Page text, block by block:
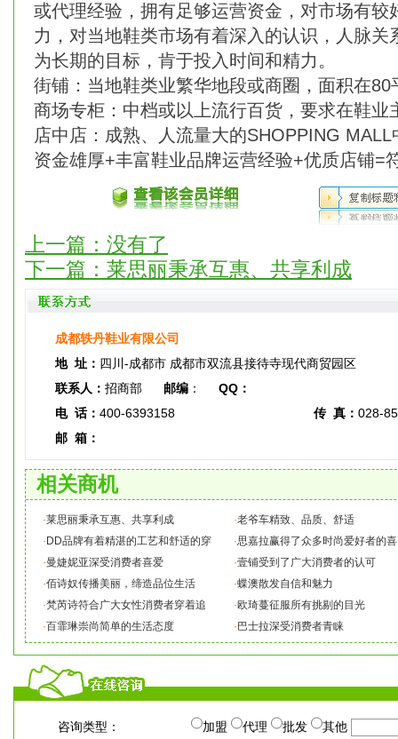
或代理经验，拥有足够运营资金，对市场有较
力，对当地鞋类市场有着深入的认识，人脉关
为长期的目标，肯于投入时间和精力。
街铺：当地鞋类业繁华地段或商圈，面积在80
商场专柜：中档或以上流行百货，要求在鞋业
店中店：成熟、人流量大的SHOPPING MALL
资金雄厚+丰富鞋业品牌运营经验+优质店铺=
上一篇：没有了
下一篇： 莱思丽秉承互惠、共享利成
成都轶丹鞋业有限公司
地 址： 四川-成都市 成都市双流县接待寺现代商贸园区
联系人： 招商部 邮编 ： QQ：
电 话： 400-6393158 传 真： 028-
邮 箱：
相关商机
·莱思丽秉承互惠、共享利成 ·老爷车精致、品质、舒适
· DD品牌有着精湛的工艺和舒适的穿 ·思嘉拉赢得了众多时尚爱好者的喜
·曼婕妮亚深受消费者喜爱 ·壹铺受到了广大消费者的认可
·佰诗奴传播美丽，缔造品位生活 ·蝶澳散发自信和魅力
·梵芮诗符合广大女性消费者穿着追 ·欧琦蔓征服所有挑剔的目光
·百霏琳崇尚简单的生活态度 · 巴士拉深受消费者青睐
咨询类型： 加盟 代理 批发
其他